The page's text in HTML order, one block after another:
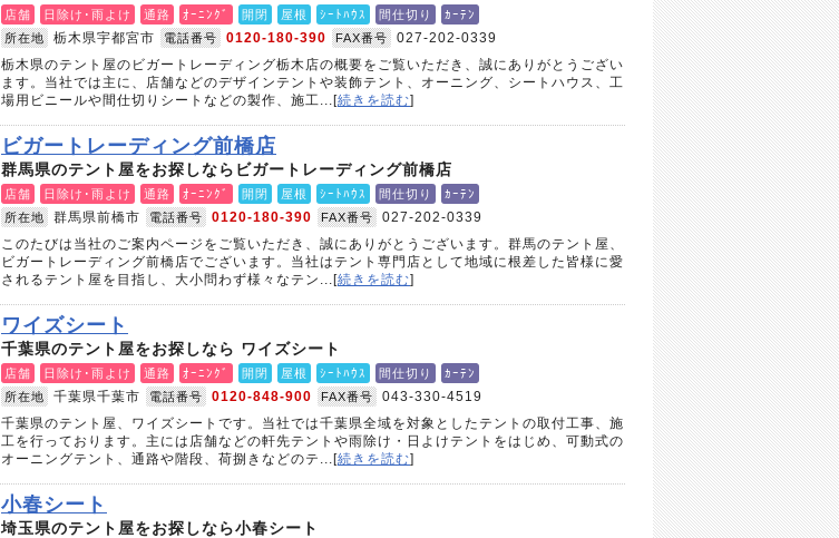
店舗 日除け･雨よけ 通路 ｵｰﾆﾝｸﾞ 開閉 屋根 ｼｰﾄﾊｳｽ 間仕切り
ｶｰﾃﾝ
所在地
栃木県宇都宮市 電話番号 0120-180-390 FAX番号
027-202-0339
栃木県のテント屋のビガートレーディング栃木店の概要をご覧いただき、誠にありがとうござい
ます。当社では主に、店舗などのデザインテントや装飾テント、オーニング、シートハウス、工
場用ビニールや間仕切りシートなどの製作、施工...[続きを読む]
ビガートレーディング前橋店
群馬県のテント屋をお探しならビガートレーディング前橋店
店舗 日除け･雨よけ 通路 ｵｰﾆﾝｸﾞ 開閉 屋根 ｼｰﾄﾊｳｽ 間仕切り
ｶｰﾃﾝ
所在地
群馬県前橋市 電話番号 0120-180-390 FAX番号
027-202-0339
このたびは当社のご案内ページをご覧いただき、誠にありがとうございます。群馬のテント屋、
ビガートレーディング前橋店でございます。当社はテント専門店として地域に根差した皆様に愛
されるテント屋を目指し、大小問わず様々なテン...[続きを読む]
ワイズシート
千葉県のテント屋をお探しなら ワイズシート
店舗 日除け･雨よけ 通路 ｵｰﾆﾝｸﾞ 開閉 屋根 ｼｰﾄﾊｳｽ 間仕切り
ｶｰﾃﾝ
所在地
千葉県千葉市 電話番号 0120-848-900 FAX番号
043-330-4519
千葉県のテント屋、ワイズシートです。当社では千葉県全域を対象としたテントの取付工事、施
工を行っております。主には店舗などの軒先テントや雨除け・日よけテントをはじめ、可動式の
オーニングテント、通路や階段、荷捌きなどのテ...[続きを読む]
小春シート
埼玉県のテント屋をお探しなら小春シート